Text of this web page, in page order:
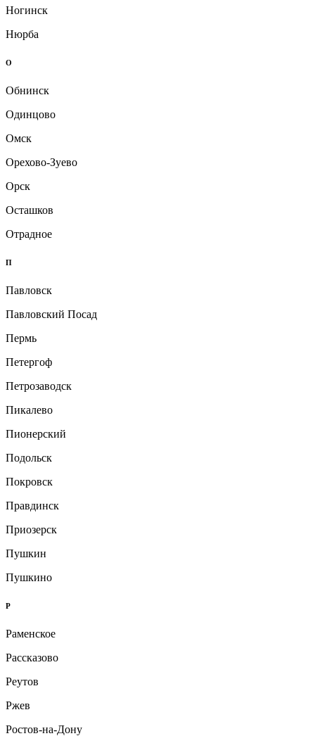
Ногинск
Нюрба
О
Обнинск
Одинцово
Омск
Орехово-Зуево
Орск
Осташков
Отрадное
П
Павловск
Павловский Посад
Пермь
Петергоф
Петрозаводск
Пикалево
Пионерский
Подольск
Покровск
Правдинск
Приозерск
Пушкин
Пушкино
Р
Раменское
Рассказово
Реутов
Ржев
Ростов-на-Дону